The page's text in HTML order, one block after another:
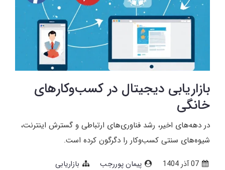
بازاریابی دیجیتال در کسب‌وکارهای
خانگی
در دهه‌های اخیر، رشد فناوری‌های ارتباطی و گسترش اینترنت،
شیوه‌های سنتی کسب‌وکار را دگرگون کرده است.
07 آذر 1404 پیمان پوررجب بازاریابی